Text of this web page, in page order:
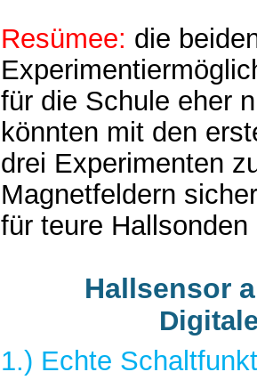
Resümee: die
für die Schule eher
könnten mit den
drei Experimenten
Magnetfeldern
für teure
Hallsensor
1.) Echte